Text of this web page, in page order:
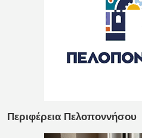
Περιφέρεια Πελοποννήσου